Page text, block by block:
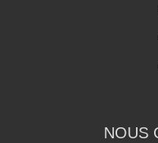
NOUS